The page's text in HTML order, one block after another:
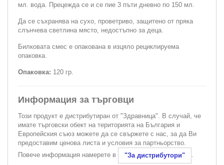
мл. вода. Прецежда се и се пие 3 пъти дневно по 150 мл.
Да се съхранява на сухо, проветриво, защитено от пряка
слънчева светлина място, недостъпно за деца.
Билковата смес е опакована в изцяло рециклируема
опаковка.
Опаковка: 120 гр.
Информация за търговци
Този продукт е дистрибутиран от "Здравница". В случай, че
имате търговски обект на територията на България и
Европейския съюз можете да се свържете с нас, за да Ви
предоставим ценова листа и условия за партньорство.
Повече информация намерете в
"За дистрибутори" .